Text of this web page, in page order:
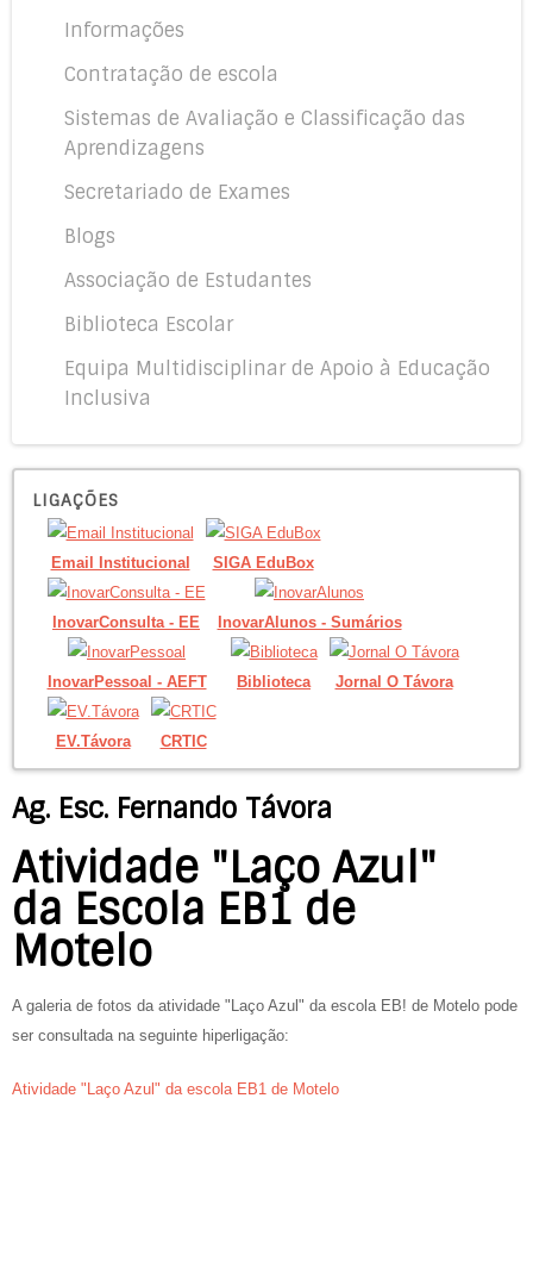
Informações
Contratação de escola
Sistemas de Avaliação e Classificação das
Aprendizagens
Secretariado de Exames
Blogs
Associação de Estudantes
Biblioteca Escolar
Equipa Multidisciplinar de Apoio à Educação
Inclusiva
LIGAÇÕES
Email Institucional SIGA EduBox
InovarConsulta - EE InovarAlunos - Sumários
InovarPessoal - AEFT Biblioteca Jornal O Távora
EV.Távora CRTIC
Ag. Esc. Fernando Távora
Atividade "Laço Azul"
da Escola EB1 de
Motelo
A galeria de fotos da atividade "Laço Azul" da escola EB! de Motelo pode
ser consultada na seguinte hiperligação:
Atividade "Laço Azul" da escola EB1 de Motelo